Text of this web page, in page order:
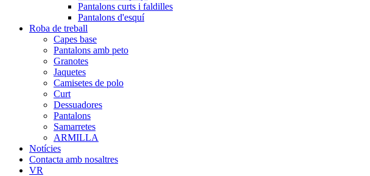
Pantalons curts i faldilles
Pantalons d'esquí
Roba de treball
Capes base
Pantalons amb peto
Granotes
Jaquetes
Camisetes de polo
Curt
Dessuadores
Pantalons
Samarretes
ARMILLA
Notícies
Contacta amb nosaltres
VR